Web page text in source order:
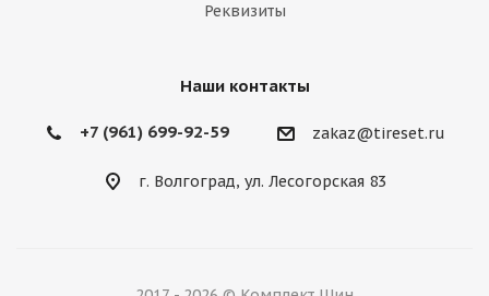
Реквизиты
Наши контакты
+7 (961) 699-92-59 zakaz@tireset.ru
г. Волгоград, ул. Лесогорская 83